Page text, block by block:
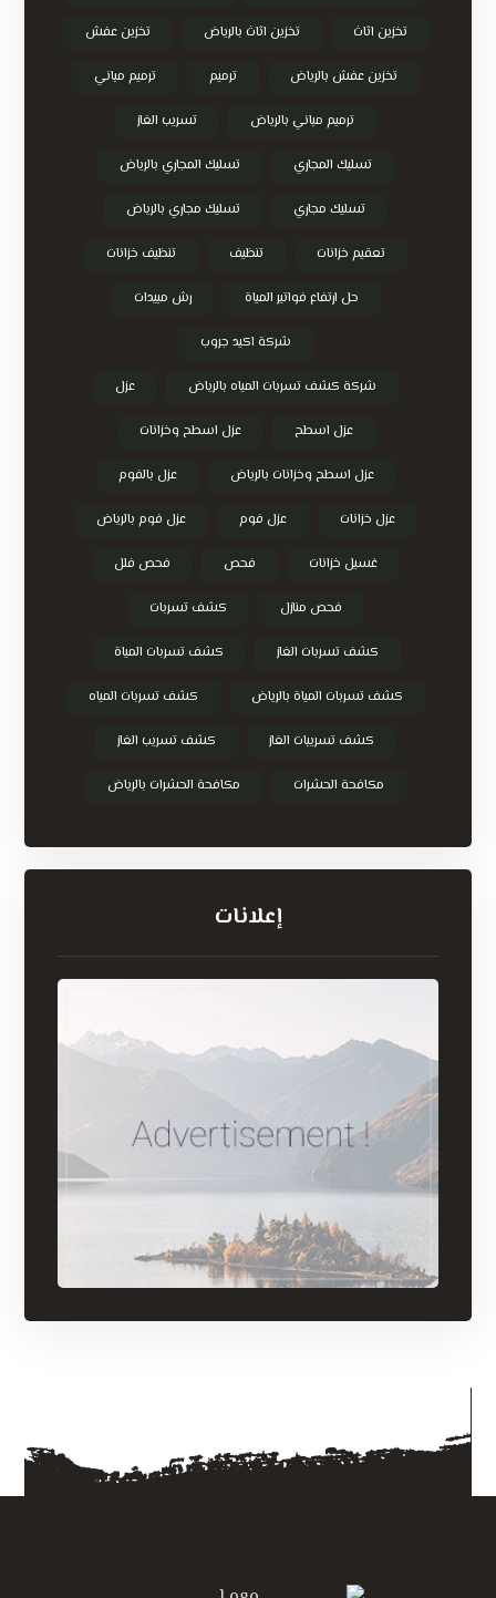
تخزين اثاث تخزين اثاث بالرياض تخزين عفش
تخزين عفش بالرياض ترميم ترميم مباني
ترميم مباني بالرياض تسريب الغاز
تسليك المجاري تسليك المجاري بالرياض
تسليك مجاري تسليك مجاري بالرياض
تعقيم خزانات تنظيف تنظيف خزانات
حل ارتفاع فواتير المياة رش مبيدات
شركة اكيد جروب
شركة كشف تسربات المياه بالرياض عزل
عزل اسطح عزل اسطح وخزانات
عزل اسطح وخزانات بالرياض عزل بالفوم
عزل خزانات عزل فوم عزل فوم بالرياض
غسيل خزانات فحص فحص فلل
فحص منازل كشف تسربات
كشف تسربات الغاز كشف تسربات المياة
كشف تسربات المياة بالرياض كشف تسربات المياه
كشف تسريبات الغاز كشف تسريب الغاز
مكافحة الحشرات مكافحة الحشرات بالرياض
إعلانات